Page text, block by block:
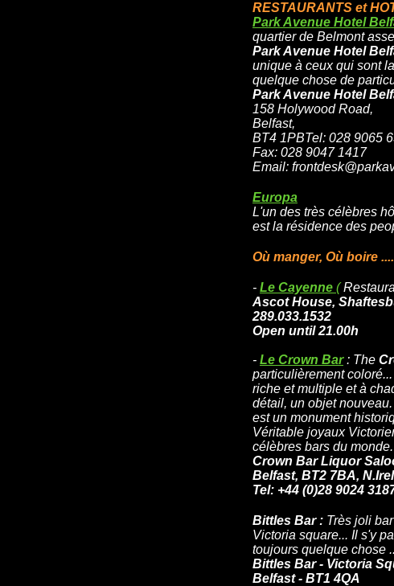
RESTAURANTS et
Park Avenue Hotel
quartier de Belmont
Park Avenue Hotel
unique à ceux qui sont
quelque chose de
Park Avenue Hotel
158 Holywood Road,
Belfast,
BT4 1PBTel: 028 9065
Fax: 028 9047 1417
Email:
Europa
L'un des très célèbres
est la résidence des
Où manger, Où boire ....
- Le Cayenne (
Ascot House,
289.033.1532
Open until 21.00h
- Le Crown Bar: The
particulièrement
riche et multiple et à
détail, un objet
est un monument
Véritable joyaux
célèbres bars du monde.
Crown Bar Liquor
Belfast, BT2 7BA,
Tel: +44 (0)28 9024
Bittles Bar : Très joli
Victoria square... Il s'y
toujours quelque chose
Bittles Bar - Victoria
Belfast - BT1 4QA